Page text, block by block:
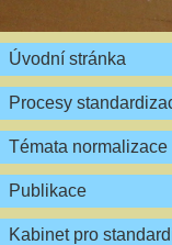
Úvodní stránka
Procesy
Témata normalizace
Publikace
Kabinet pro